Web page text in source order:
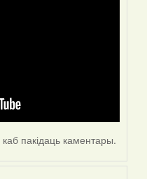
каб пакідаць каментары.